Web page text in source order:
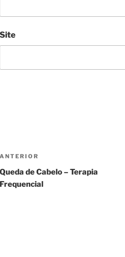
Site
Navegação
de
Post
Post
anterior
ANTERIOR
Queda de Cabelo – Terapia
Frequencial